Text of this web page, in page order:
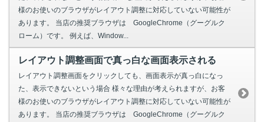
様のお使いのブラウザがレイアウト調整に対応していない可能性が
あります。 当店の推奨ブラウザは GoogleChrome（グーグルク
ローム）です。 例えば、Window...
レイアウト調整画面で真っ白な画面表示される
レイアウト調整画面をクリックしても、画面表示が真っ白になっ
た、表示できないという場合 様々な理由が考えられますが、お客
様のお使いのブラウザがレイアウト調整に対応していない可能性が
あります。 当店の推奨ブラウザは GoogleChrome（グーグルク